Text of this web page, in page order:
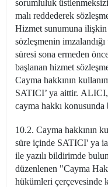
sorumluluk
malı reddederek
Hizmet sunumuna ilişkin
sözleşmenin
süresi sona ermeden
başlanan hizmet
Cayma hakkının
SATICI’ ya aittir.
cayma hakkı
10.2. Cayma hakkının
süre içinde SATICI' ya
ile yazılı bildirimde
düzenlenen "Cayma
hükümleri çerçevesinde